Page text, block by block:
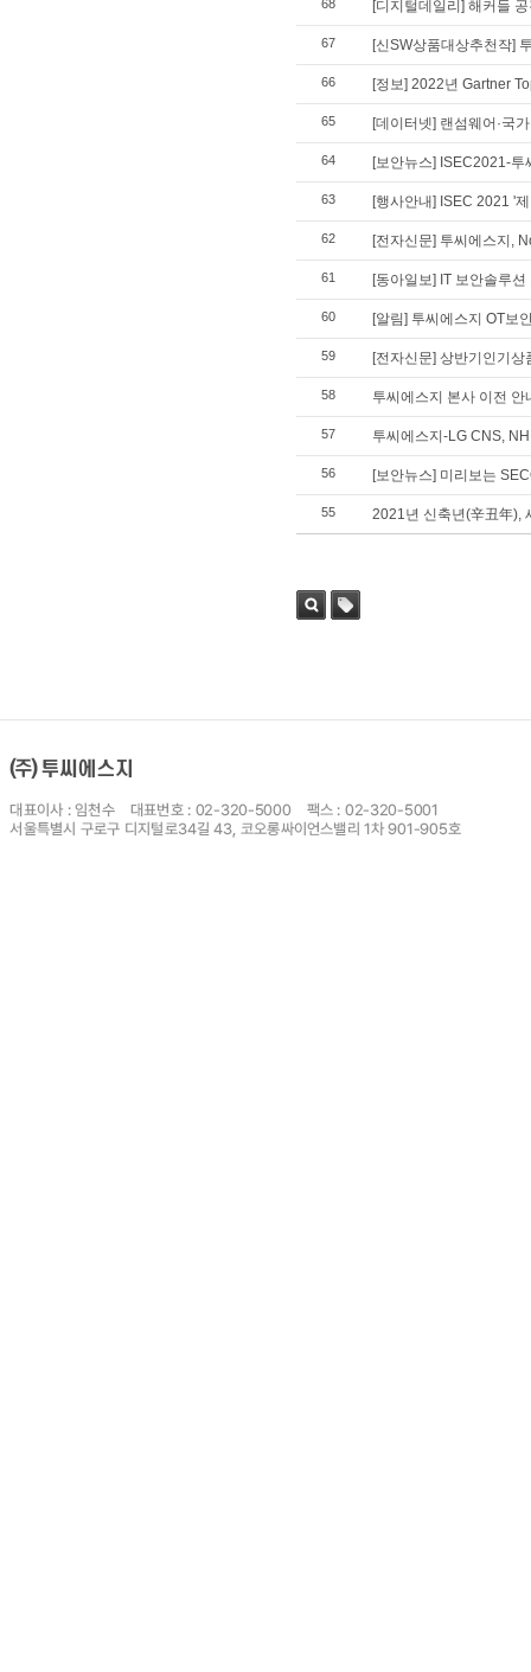
68 [디지털데일리] 해커들 공
67 [신SW상품대상추천작]
66 [정보] 2022년 Gartner
65 [데이터넷] 랜섬웨어·국
64 [보안뉴스] ISEC2021-
63 [행사안내] ISEC 2021 '
62 [전자신문] 투씨에스지,
61 [동아일보] IT 보안솔루
60 [알림] 투씨에스지 OT보
59 [전자신문] 상반기인기
58 투씨에스지 본사 이전 안
57 투씨에스지-LG CNS,
56 [보안뉴스] 미리보는
55 2021년 신축년(辛丑年),